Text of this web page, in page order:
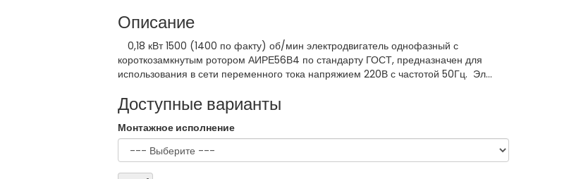
Описание
0,18 кВт 1500 (1400 по факту) об/мин электродвигатель однофазный с
короткозамкнутым ротором АИРЕ56В4 по стандарту ГОСТ, предназначен для
использования в сети переменного тока напряжием 220В с частотой 50Гц. Эл...
Доступные варианты
Монтажное исполнение